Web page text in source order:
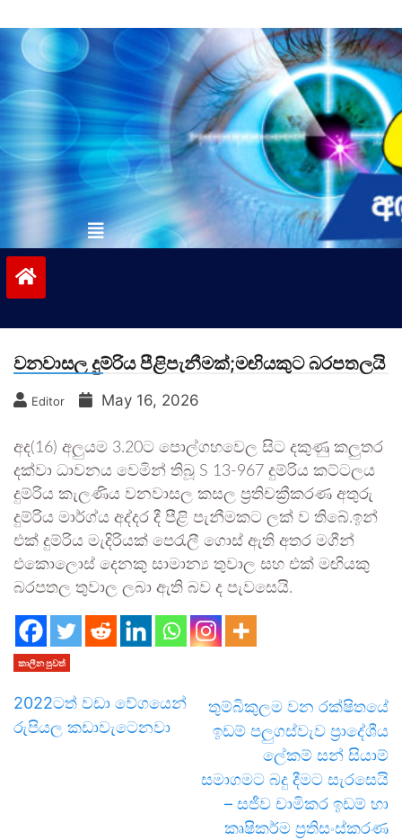
to
contentvinivida.lk
වනවාසල දුම්රිය පීළිපැනීමක්;මඟියකුට බරපතලයි
Editor May 16, 2026
අද(16) අලුයම 3.20ට පොල්ගහවෙල සිට දකුණු කලුතර
දක්වා ධාවනය වෙමින් තිබූ S 13-967 දුම්රිය කට්ටලය
දුම්රිය කැලණිය වනවාසල කසල ප්‍රතිචක්‍රීකරණ අතුරු
දුම්රිය මාර්ග්ය අද්දර දී පීළි පැනීමකට ලක් ව තිබේ.ඉන්
එක් දුම්රිය මැදිරියක් පෙරැලී ගොස් ඇති අතර මගීන්
එකොලොස් දෙනකු සාමාන්‍ය තුවාල සහ එක් මඟියකු
බරපතල තුවාල ලබා ඇති බව ද පැවසෙයි.
කාලීන පුවත්
2022ටත් වඩා වේගයෙන්
රුපියල කඩාවැටෙනවා
තුම්බිකුලම වන රක්ෂිතයේ
ඉඩම් පලුගස්වැව ප්‍රාදේශීය
ලේකම් සන් සියාම්
සමාගමට බදු දීමට සැරසෙයි
– සජීව චාමිකර ඉඩම් හා
කෘෂිකර්ම ප්‍රතිසංස්කරණ